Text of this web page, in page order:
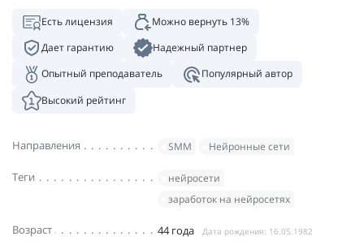
Есть лицензия
Можно вернуть 13%
Дает гарантию
Надежный партнер
Опытный преподаватель
Популярный автор
Высокий рейтинг
Направления SMM Нейронные сети
Теги
нейросети
заработок на нейросетях
Возраст 44 года Дата рождения: 16.05.1982